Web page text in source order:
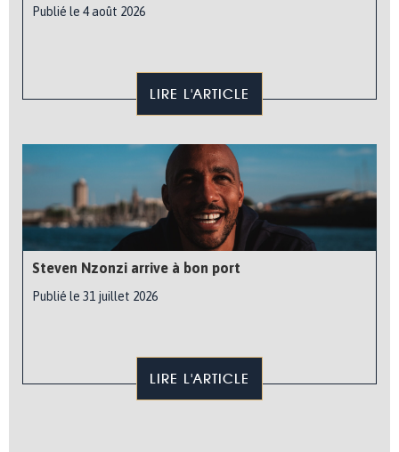
Publié le 4 août 2026
LIRE L'ARTICLE
Steven Nzonzi arrive à bon port
Publié le 31 juillet 2026
LIRE L'ARTICLE